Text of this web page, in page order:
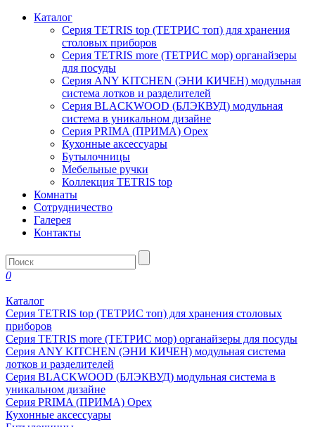
Каталог
Серия TETRIS top (ТЕТРИС топ) для хранения
столовых приборов
Серия TETRIS more (ТЕТРИС мор) органайзеры
для посуды
Серия ANY KITCHEN (ЭНИ КИЧЕН) модульная
система лотков и разделителей
Серия BLACKWOOD (БЛЭКВУД) модульная
система в уникальном дизайне
Серия PRIMA (ПРИМА) Орех
Кухонные аксессуары
Бутылочницы
Мебельные ручки
Коллекция TETRIS top
Комнаты
Сотрудничество
Галерея
Контакты
0
Каталог
Серия TETRIS top (ТЕТРИС топ) для хранения столовых
приборов
Серия TETRIS more (ТЕТРИС мор) органайзеры для посуды
Серия ANY KITCHEN (ЭНИ КИЧЕН) модульная система
лотков и разделителей
Серия BLACKWOOD (БЛЭКВУД) модульная система в
уникальном дизайне
Серия PRIMA (ПРИМА) Орех
Кухонные аксессуары